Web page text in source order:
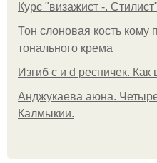
Курс "визажист -.
Тон слоновая кость кому
тонального крема
Изгиб c и d ресничек.
Анджукаева аюна.
Калмыкии.